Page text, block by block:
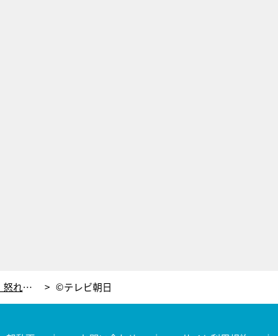
EXIT、結成2年にして地上波初MC番組！怒れる“現役高校生”と激論を交わす ©テレビ朝日